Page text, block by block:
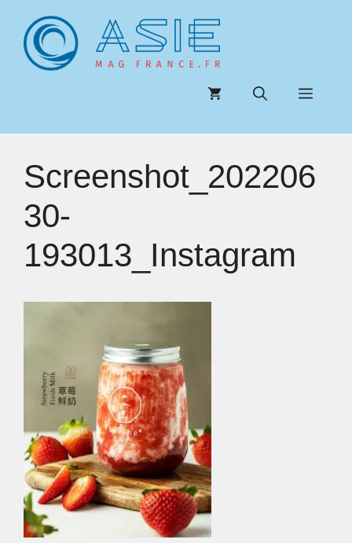
contenu
Menu
Screenshot_202206
30-
193013_Instagram